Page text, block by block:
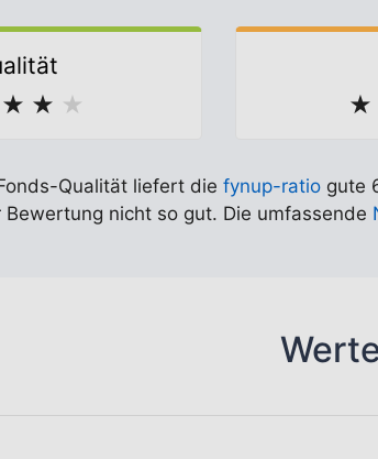
★ ★ ★
★
Qualität liefert die fynup-ratio gute
nicht so gut. Die umfassende